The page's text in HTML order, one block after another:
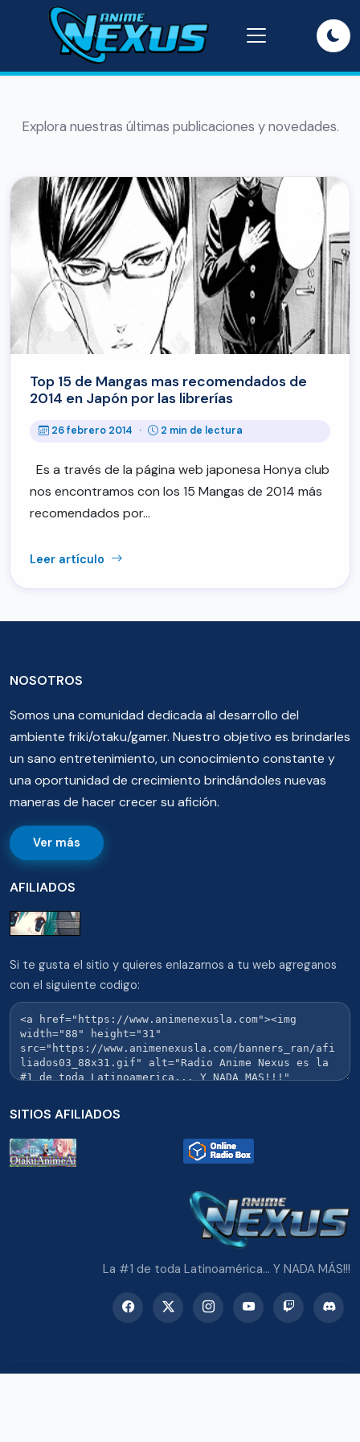
Explora nuestras últimas publicaciones y novedades.
Top 15 de Mangas mas recomendados de
2014 en Japón por las librerías
26 febrero 2014 · 2 min de lectura
Es a través de la página web japonesa Honya club
nos encontramos con los 15 Mangas de 2014 más
recomendados por…
Leer artículo
NOSOTROS
Somos una comunidad dedicada al desarrollo del
ambiente friki/otaku/gamer. Nuestro objetivo es brindarles
un sano entretenimiento, un conocimiento constante y
una oportunidad de crecimiento brindándoles nuevas
maneras de hacer crecer su afición.
Ver más
AFILIADOS
Si te gusta el sitio y quieres enlazarnos a tu web agreganos
con el siguiente codigo:
SITIOS AFILIADOS
La #1 de toda Latinoamérica... Y NADA MÁS!!!